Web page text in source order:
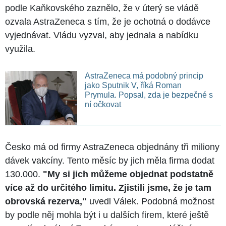
podle Kaňkovského zaznělo, že v úterý se vládě
ozvala AstraZeneca s tím, že je ochotná o dodávce
vyjednávat. Vládu vyzval, aby jednala a nabídku
využila.
AstraZeneca má podobný princip
jako Sputnik V, říká Roman
Prymula. Popsal, zda je bezpečné s
ní očkovat
Česko má od firmy AstraZeneca objednány tři miliony
dávek vakcíny. Tento měsíc by jich měla firma dodat
130.000. "My si jich můžeme objednat podstatně
více až do určitého limitu. Zjistili jsme, že je tam
obrovská rezerva," uvedl Válek. Podobná možnost
by podle něj mohla být i u dalších firem, které ještě